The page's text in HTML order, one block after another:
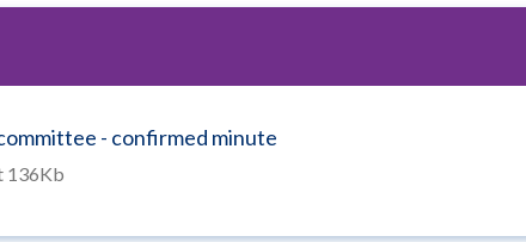
- confirmed minute
136Kb